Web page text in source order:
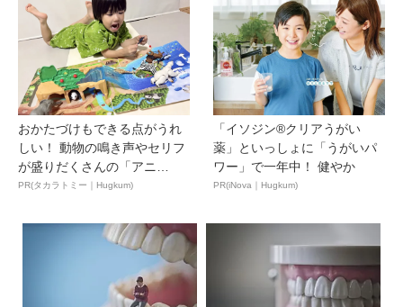
おかたづけもできる点がうれ
しい！ 動物の鳴き声やセリフ
が盛りだくさんの「アニ
ア ...
PR(タカラトミー｜Hugkum)
「イソジン®クリアうがい
薬」といっしょに「うがいパ
ワー」で一年中！ 健やか
PR(iNova｜Hugkum)